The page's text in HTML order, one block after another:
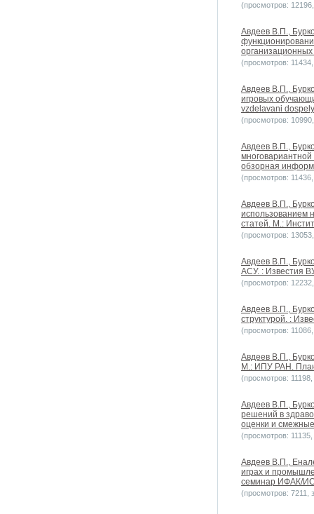
(просмотров:
Авдеев В.П.,
(просмотров:
Авдеев В.П.,
игровых
vzdelavani
(просмотров:
Авдеев В.П.,
обзорная
(просмотров:
Авдеев В.П.,
использованием
статей. М.:
(просмотров:
Авдеев В.П.,
АСУ. : Известия
(просмотров:
Авдеев В.П.,
структурой. :
(просмотров:
Авдеев В.П.,
М.: ИПУ РАН.
(просмотров:
Авдеев В.П.,
решений в
оценки и
(просмотров:
Авдеев В.П.,
играх и
семинар ИФАК/
(просмотров: 7211,